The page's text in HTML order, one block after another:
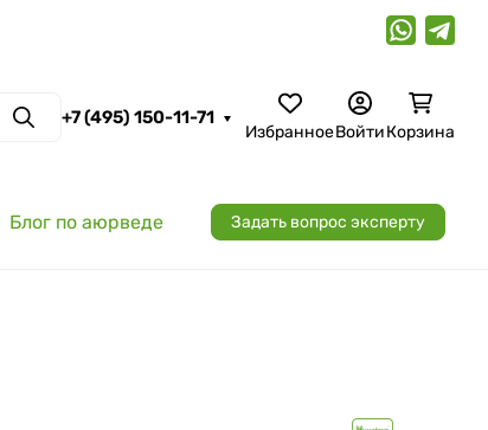
Поиск
+7 (495) 150-11-71
ИзбранноеВойтиКорзина
Блог по аюрведе Задать вопрос эксперту